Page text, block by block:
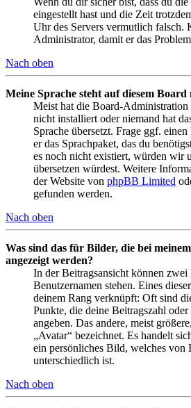
eingestellt hast und die Zeit
Uhr des Servers vermutlich falsch.
Administrator, damit er das
Nach oben
Meine Sprache steht auf diesem
Meist hat die Board-Administration
nicht installiert oder niemand hat
Sprache übersetzt. Frage ggf.
er das Sprachpaket, das du
es noch nicht existiert, würden wir
übersetzen würdest. Weitere
der Website von phpBB Limited
gefunden werden.
Nach oben
Was sind das für Bilder, die bei
angezeigt werden?
In der Beitragsansicht können
Benutzernamen stehen. Eines
deinem Rang verknüpft: Oft sind
Punkte, die deine Beitragszahl
angeben. Das andere, meist
„Avatar“ bezeichnet. Es handelt
ein persönliches Bild, welches von
unterschiedlich ist.
Nach oben